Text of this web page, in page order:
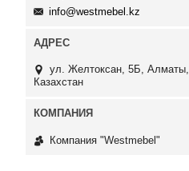
info@westmebel.kz
ул. Желтоксан, 5Б, Алматы,
Казахстан
Компания "Westmebel"